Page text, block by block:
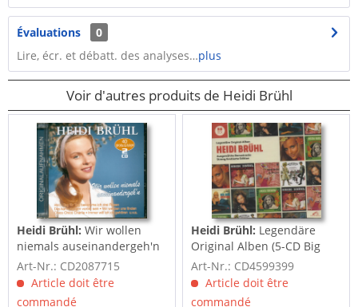
Évaluations
0
Lire, écr. et débatt. des analyses…plus
Voir d'autres produits de Heidi Brühl
Heidi Brühl: Wir wollen
niemals auseinandergeh'n
- 40 große...
Art-Nr.: CD2087715
Article doit être
commandé
Heidi Brühl: Legendäre
Original Alben (5-CD Big
Box)
Art-Nr.: CD4599399
Article doit être
commandé